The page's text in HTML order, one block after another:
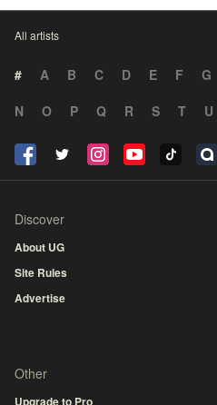
All artists
# A B C D E F G
N
O P Q R S T U
Discover
About UG
Site Rules
Advertise
Other
Upgrade to Pro